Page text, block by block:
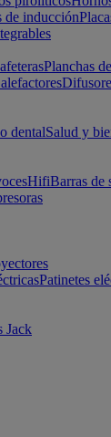
de inducción
Planchas
dentalSalud y
HifiBarras de
Patinetes
Jack